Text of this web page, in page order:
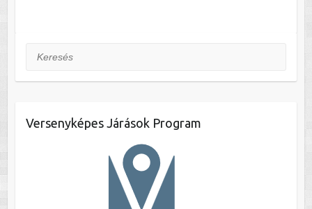
Keresés
Versenyképes Járások Program